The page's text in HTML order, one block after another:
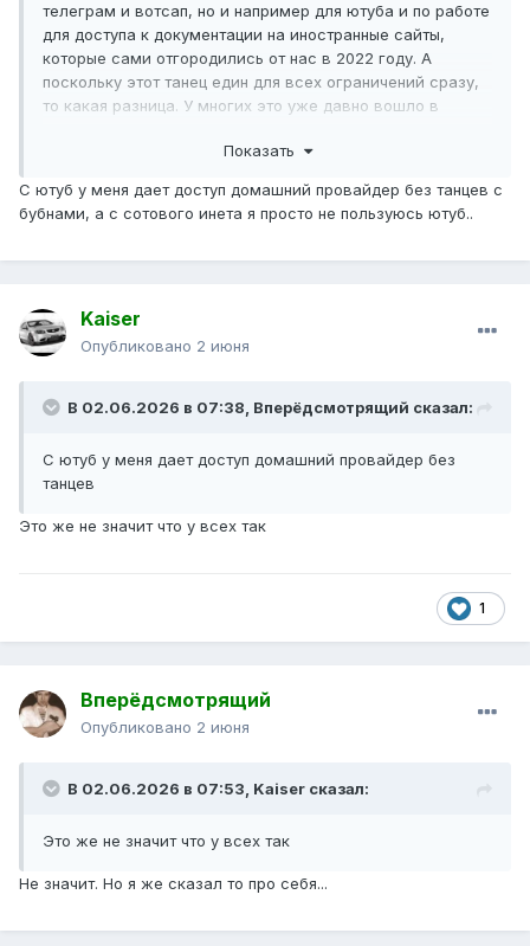
телеграм и вотсап, но и например для ютуба и по работе
для доступа к документации на иностранные сайты,
которые сами отгородились от нас в 2022 году. А
поскольку этот танец един для всех ограничений сразу,
то какая разница. У многих это уже давно вошло в
Показать
С ютуб у меня дает доступ домашний провайдер без танцев с
бубнами, а с сотового инета я просто не пользуюсь ютуб..
Kaiser
Опубликовано 2 июня
В 02.06.2026 в 07:38, Вперёдсмотрящий сказал:
С ютуб у меня дает доступ домашний провайдер без
танцев
Это же не значит что у всех так
1
Вперёдсмотрящий
Опубликовано 2 июня
В 02.06.2026 в 07:53, Kaiser сказал:
Это же не значит что у всех так
Не значит. Но я же сказал то про себя...